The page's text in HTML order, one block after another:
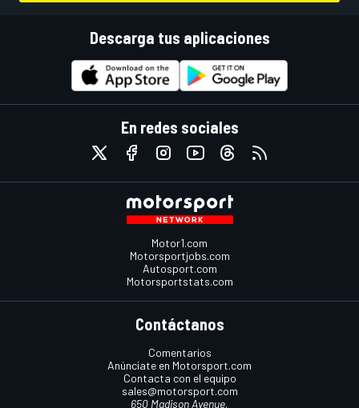
Descarga tus aplicaciones
En redes sociales
Motor1.com
Motorsportjobs.com
Autosport.com
Motorsportstats.com
Contáctanos
Comentarios
Anúnciate en Motorsport.com
Contacta con el equipo
sales@motorsport.com
650 Madison Avenue,